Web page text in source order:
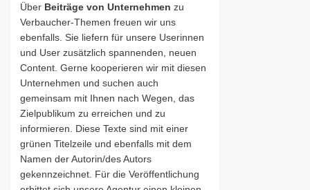
Über Beiträge von Unternehmen zu
Verbaucher-Themen freuen wir uns
ebenfalls. Sie liefern für unsere Userinnen
und User zusätzlich spannenden, neuen
Content. Gerne kooperieren wir mit diesen
Unternehmen und suchen auch
gemeinsam mit Ihnen nach Wegen, das
Zielpublikum zu erreichen und zu
informieren. Diese Texte sind mit einer
grünen Titelzeile und ebenfalls mit dem
Namen der Autorin/des Autors
gekennzeichnet. Für die Veröffentlichung